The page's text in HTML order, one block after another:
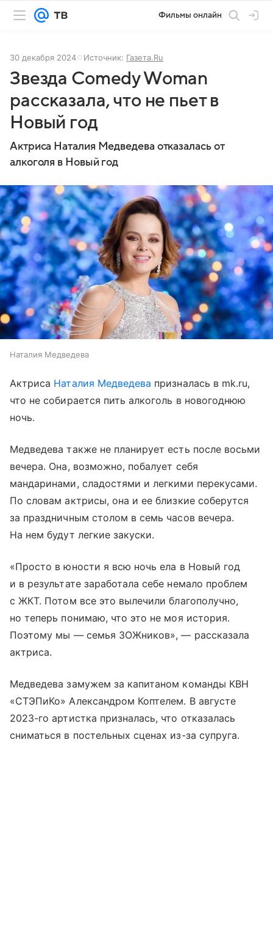
Фильмы онлайн
30 декабря 2024 Источник: Газета.Ru
Звезда Comedy Woman
рассказала, что не пьет в
Новый год
Актриса Наталия Медведева отказалась от
алкоголя в Новый год
Наталия Медведева
Актриса Наталия Медведева призналась в mk.ru,
что не собирается пить алкоголь в новогоднюю
ночь.
Медведева также не планирует есть после восьми
вечера. Она, возможно, побалует себя
мандаринами, сладостями и легкими перекусами.
По словам актрисы, она и ее близкие соберутся
за праздничным столом в семь часов вечера.
На нем будут легкие закуски.
«Просто в юности я всю ночь ела в Новый год
и в результате заработала себе немало проблем
с ЖКТ. Потом все это вылечили благополучно,
но теперь понимаю, что это не моя история.
Поэтому мы — семья ЗОЖников», — рассказала
актриса.
Медведева замужем за капитаном команды КВН
«СТЭПиКо» Александром Коптелем. В августе
2023-го артистка призналась, что отказалась
сниматься в постельных сценах из-за супруга.